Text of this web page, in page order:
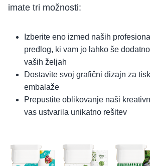
imate tri možnosti:
Izberite eno izmed naših
predlog, ki vam jo lahko še
vaših željah
Dostavite svoj grafični dizajn za
embalaže
Prepustite oblikovanje naši
vas ustvarila unikatno rešitev